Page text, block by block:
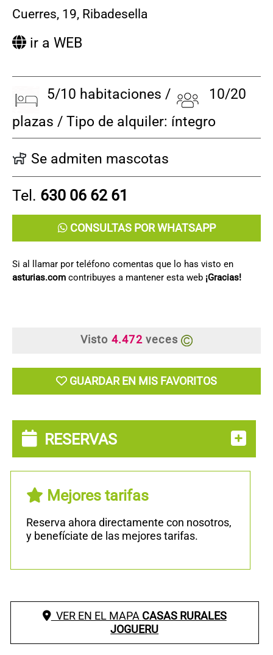
Cuerres, 19, Ribadesella
ir a WEB
5/10 habitaciones /
10/20
plazas / Tipo de alquiler: íntegro
Se admiten mascotas
Tel. 630 06 62 61
CONSULTAS POR WHATSAPP
Si al llamar por teléfono comentas que lo has visto en
asturias.com contribuyes a mantener esta web ¡Gracias!
Visto 4.472 veces
GUARDAR EN MIS FAVORITOS
RESERVAS
Mejores tarifas
Reserva ahora directamente con nosotros,
y benefíciate de las mejores tarifas.
VER EN EL MAPA CASAS RURALES
JOGUERU